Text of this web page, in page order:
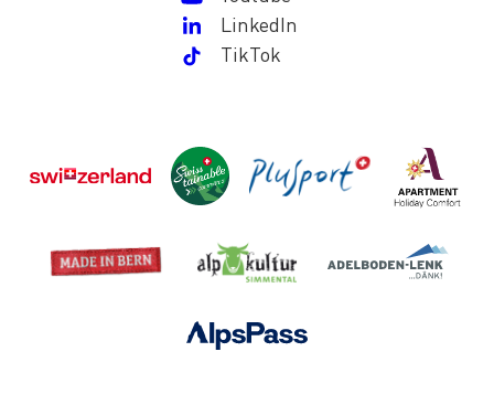
LinkedIn
TikTok